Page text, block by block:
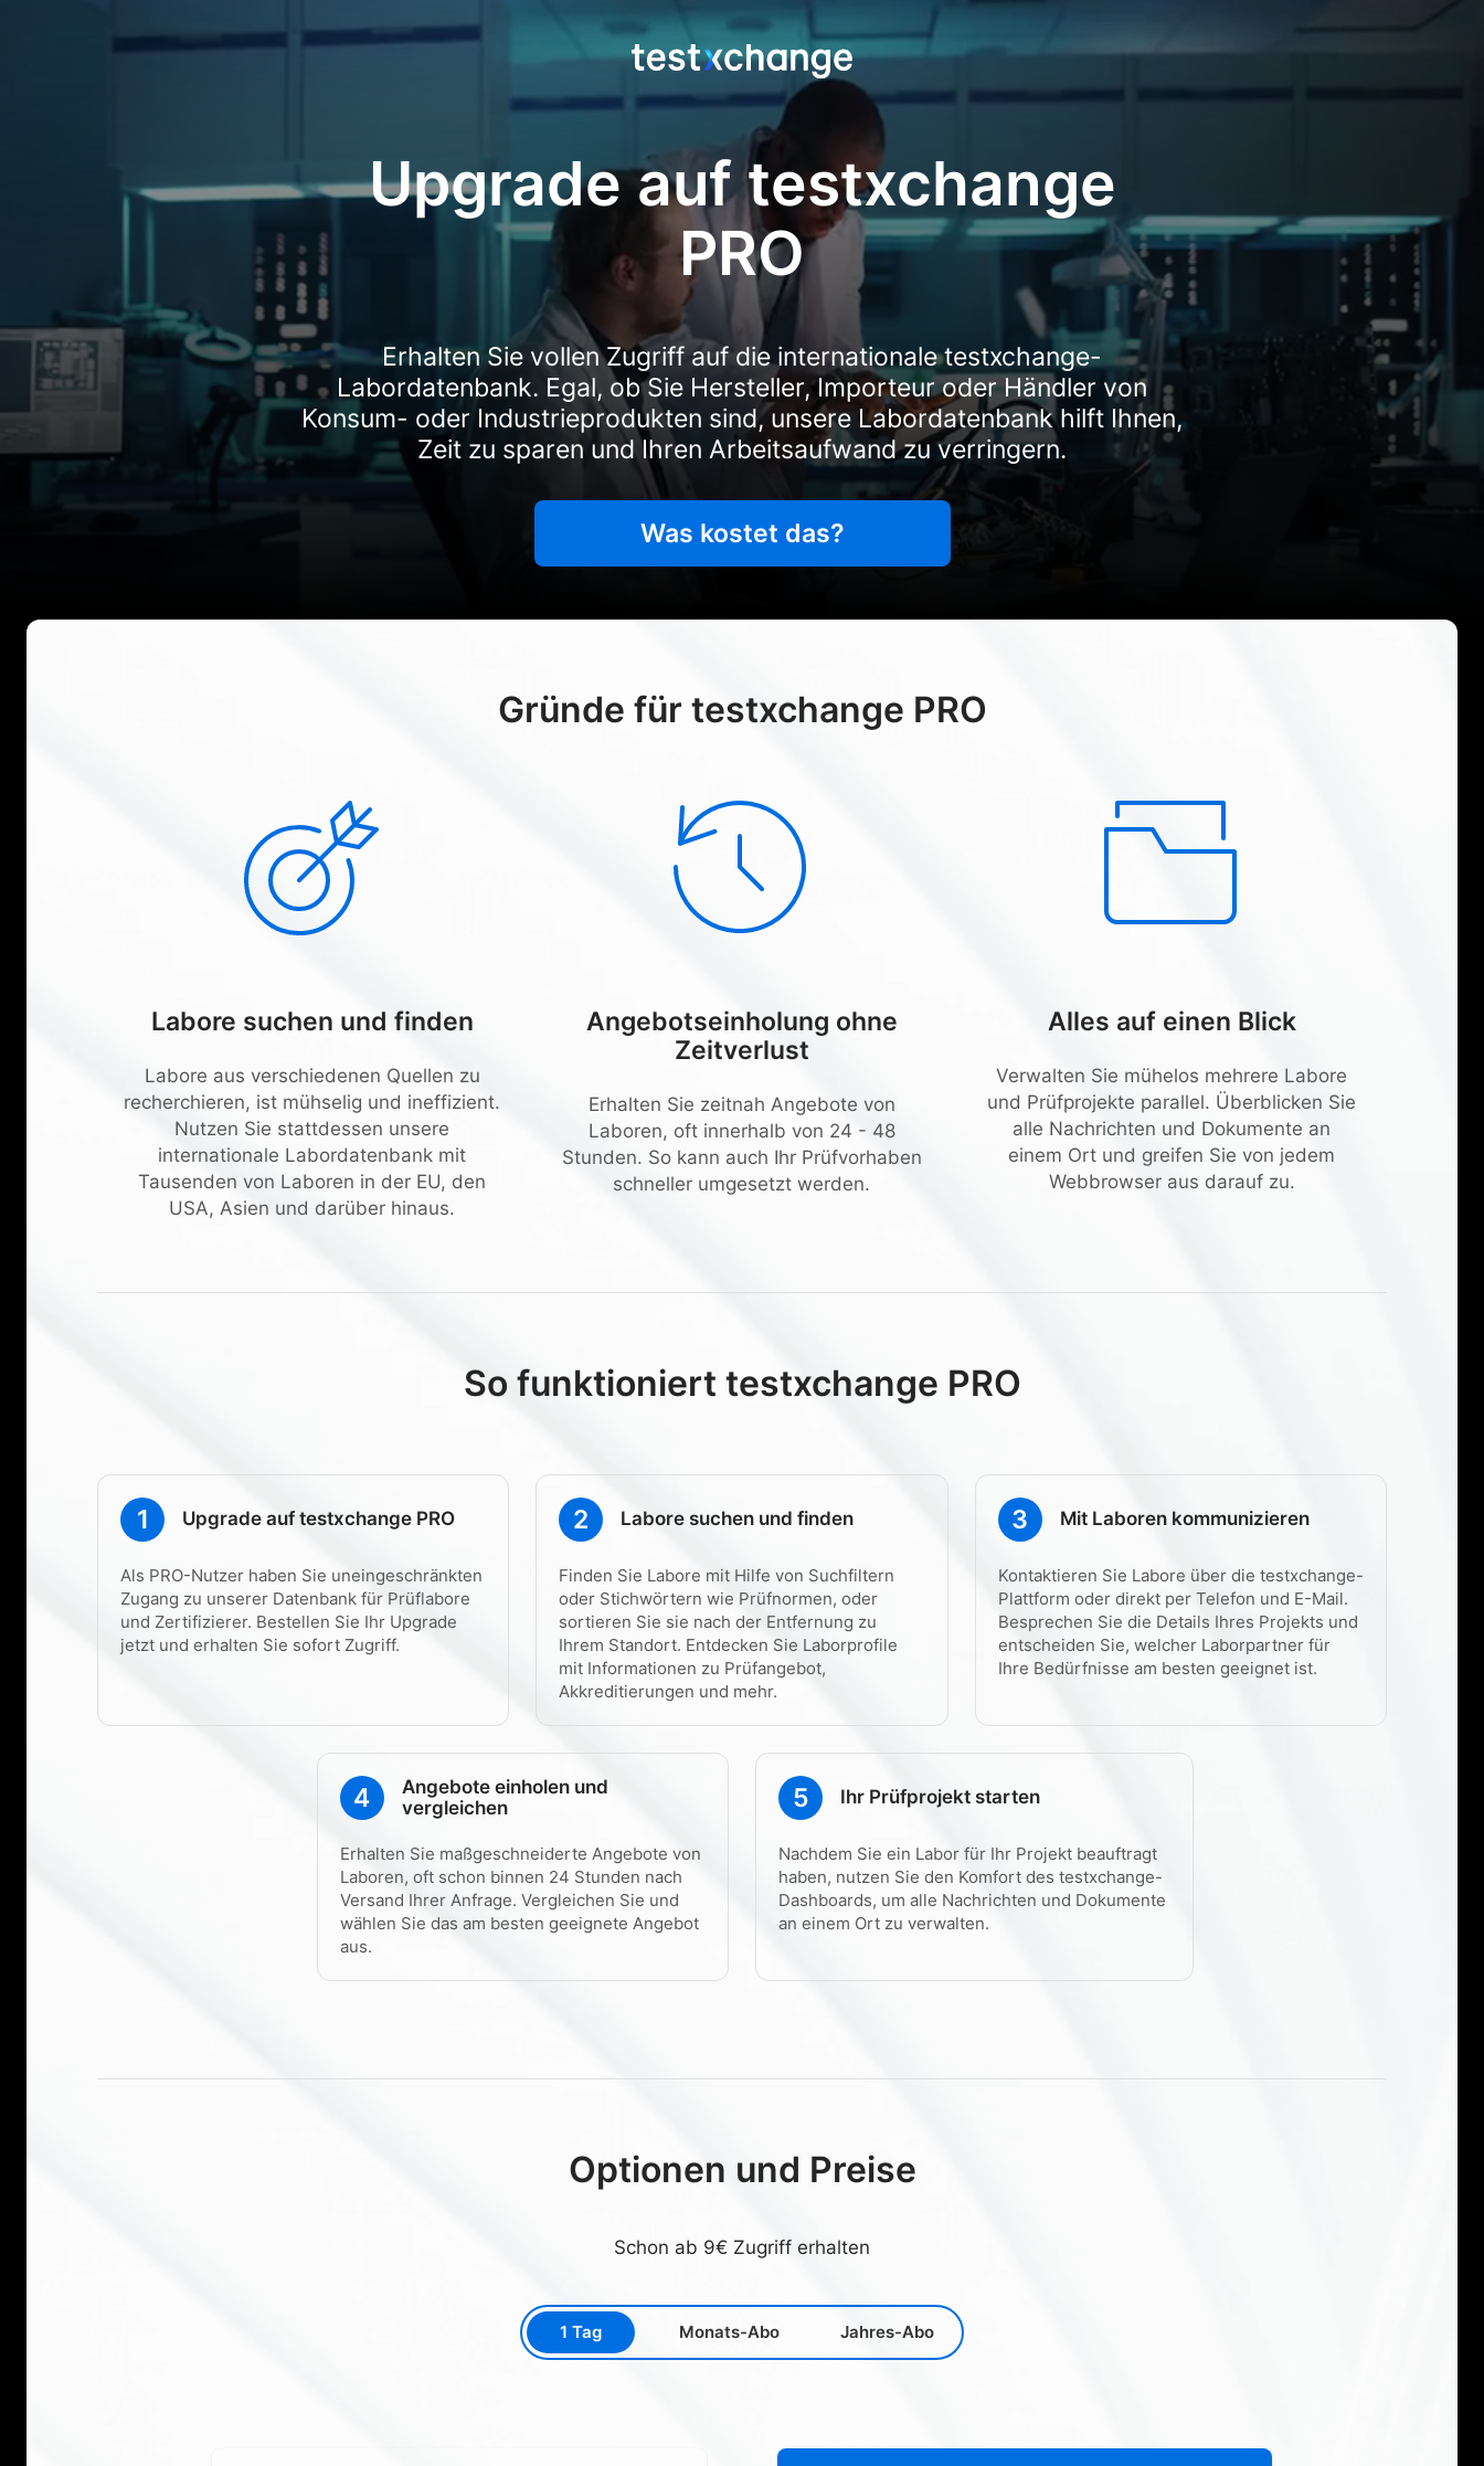
Upgrade auf testxchange
PRO
Erhalten Sie vollen Zugriff auf die internationale testxchange-
Labordatenbank. Egal, ob Sie Hersteller, Importeur oder Händler von
Konsum- oder Industrieprodukten sind, unsere Labordatenbank hilft Ihnen,
Zeit zu sparen und Ihren Arbeitsaufwand zu verringern.
Was kostet das?
Gründe für testxchange PRO
Labore suchen und finden
Labore aus verschiedenen Quellen zu
recherchieren, ist mühselig und ineffizient.
Nutzen Sie stattdessen unsere
internationale Labordatenbank mit
Tausenden von Laboren in der EU, den
USA, Asien und darüber hinaus.
Angebotseinholung ohne
Zeitverlust
Erhalten Sie zeitnah Angebote von
Laboren, oft innerhalb von 24 - 48
Stunden. So kann auch Ihr Prüfvorhaben
schneller umgesetzt werden.
Alles auf einen Blick
Verwalten Sie mühelos mehrere Labore
und Prüfprojekte parallel. Überblicken Sie
alle Nachrichten und Dokumente an
einem Ort und greifen Sie von jedem
Webbrowser aus darauf zu.
So funktioniert testxchange PRO
1 Upgrade auf testxchange PRO
Als PRO-Nutzer haben Sie uneingeschränkten
Zugang zu unserer Datenbank für Prüflabore
und Zertifizierer. Bestellen Sie Ihr Upgrade
jetzt und erhalten Sie sofort Zugriff.
2 Labore suchen und finden
Finden Sie Labore mit Hilfe von Suchfiltern
oder Stichwörtern wie Prüfnormen, oder
sortieren Sie sie nach der Entfernung zu
Ihrem Standort. Entdecken Sie Laborprofile
mit Informationen zu Prüfangebot,
Akkreditierungen und mehr.
3 Mit Laboren kommunizieren
Kontaktieren Sie Labore über die testxchange-
Plattform oder direkt per Telefon und E-Mail.
Besprechen Sie die Details Ihres Projekts und
entscheiden Sie, welcher Laborpartner für
Ihre Bedürfnisse am besten geeignet ist.
4
Angebote einholen und
vergleichen
Erhalten Sie maßgeschneiderte Angebote von
Laboren, oft schon binnen 24 Stunden nach
Versand Ihrer Anfrage. Vergleichen Sie und
wählen Sie das am besten geeignete Angebot
aus.
5 Ihr Prüfprojekt starten
Nachdem Sie ein Labor für Ihr Projekt beauftragt
haben, nutzen Sie den Komfort des testxchange-
Dashboards, um alle Nachrichten und Dokumente
an einem Ort zu verwalten.
Optionen und Preise
Schon ab 9€ Zugriff erhalten
1 Tag Monats-Abo Jahres-Abo